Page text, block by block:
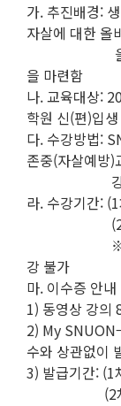
가. 추진배경:
자살에 대한 올
을 바탕으
을 마련함
나. 교육대상:
학원 신(편)입생
다. 수강방법:
존중(자살예방)
라. 수강기간:
(2차)
※ 수강기
강 불가
마. 이수증 안내
1) 동영상 강의
2) My
수와 상관없이
3) 발급기간:
(2차)